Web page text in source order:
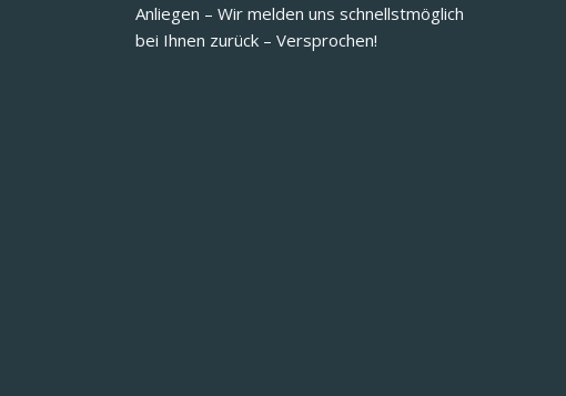
Anliegen – Wir melden uns schnellstmöglich
bei Ihnen zurück – Versprochen!